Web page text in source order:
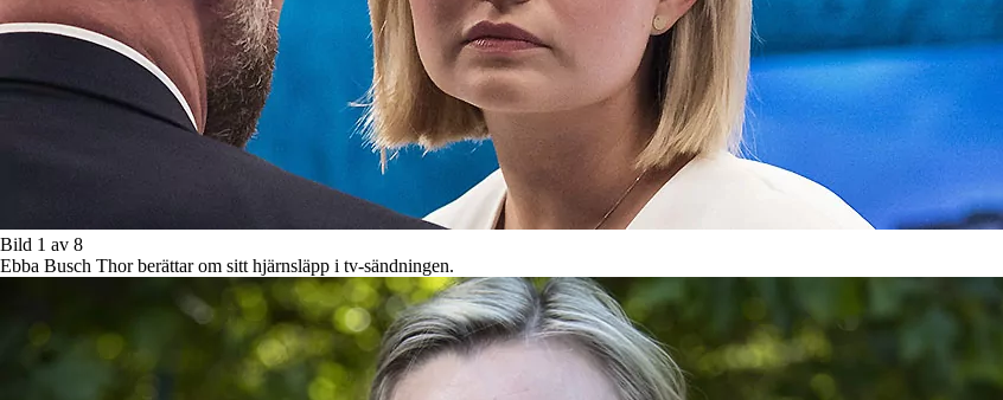
Bild 1 av 8
Ebba Busch Thor berättar om sitt hjärnsläpp i tv-sändningen.